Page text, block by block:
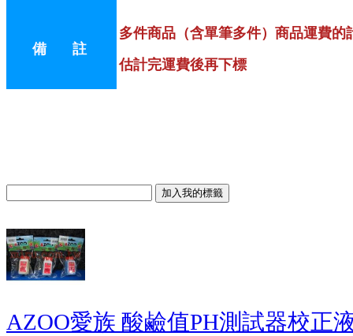
備 註
多件商品（含單筆多件）商品運費的
估計完運費後再下標
AZOO愛族 酸鹼值PH測試器校正